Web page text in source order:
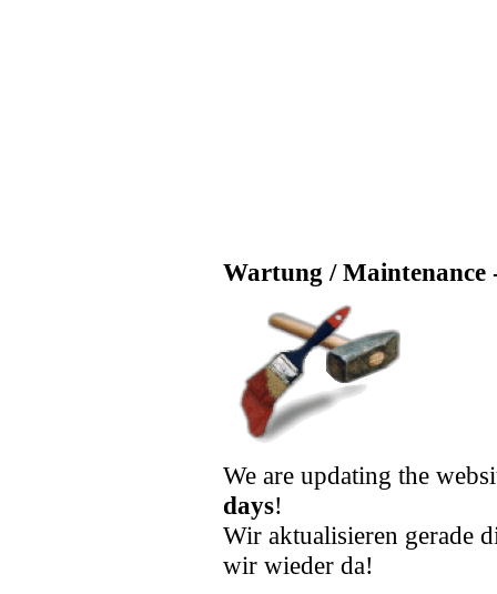
Wartung / Maintenance
We are updating the
days!
Wir aktualisieren gerade
wir wieder da!